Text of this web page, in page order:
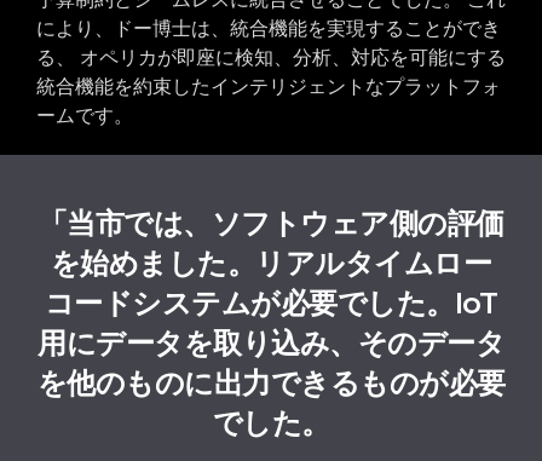
により、ドー博士は、統合機能を実現することができ
る、 オペリカが即座に検知、 分析 対応を可能にする
統合機能を約束したインテリジェントなプラットフォ
ームです。
「当市では、ソフトウェア側の評価
を始めました。リアルタイムロー
コードシステムが必要でした。IoT
用にデータを取り込み、そのデータ
を他のものに出力できるものが必要
でした。